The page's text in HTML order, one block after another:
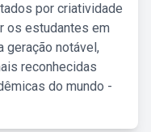
por criatividade
os estudantes em
geração notável,
reconhecidas
do mundo -